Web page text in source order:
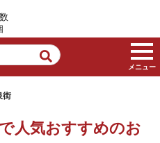
メニュー
街
人気おすすめのお